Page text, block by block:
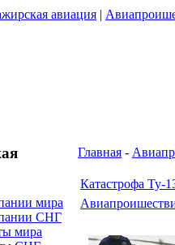
авиация |
мира
СНГ
мира
Главная -
Катастрофа Ту-